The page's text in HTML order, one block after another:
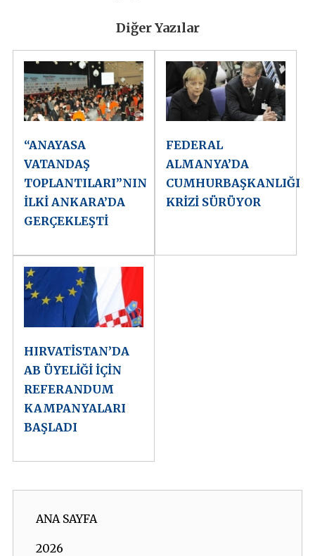
Diğer Yazılar
“ANAYASA
VATANDAŞ
TOPLANTILARI”NIN
İLKİ ANKARA’DA
GERÇEKLEŞTİ
FEDERAL
ALMANYA’DA
CUMHURBAŞKANLIĞI
KRİZİ SÜRÜYOR
HIRVATİSTAN’DA
AB ÜYELİĞİ İÇİN
REFERANDUM
KAMPANYALARI
BAŞLADI
ANA SAYFA
2026